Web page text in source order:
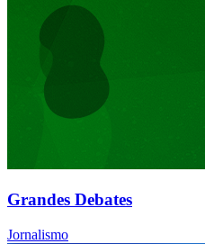
Grandes Debates
Jornalismo